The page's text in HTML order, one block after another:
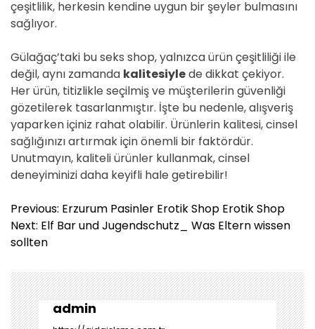
çeşitlilik, herkesin kendine uygun bir şeyler bulmasını
sağlıyor.
Gülağaç’taki bu seks shop, yalnızca ürün çeşitliliği ile
değil, aynı zamanda kalitesiylede dikkat çekiyor.
Her ürün, titizlikle seçilmiş ve müşterilerin güvenliği
gözetilerek tasarlanmıştır. İşte bu nedenle, alışveriş
yaparken içiniz rahat olabilir. Ürünlerin kalitesi, cinsel
sağlığınızı artırmak için önemli bir faktördür.
Unutmayın, kaliteli ürünler kullanmak, cinsel
deneyiminizi daha keyifli hale getirebilir!
Y
a
z
g
e
z
Previous: Erzurum Pasinler Erotik Shop Erotik Shop
Next: Elf Bar und Jugendschutz_ Was Eltern wissen
sollten
admin